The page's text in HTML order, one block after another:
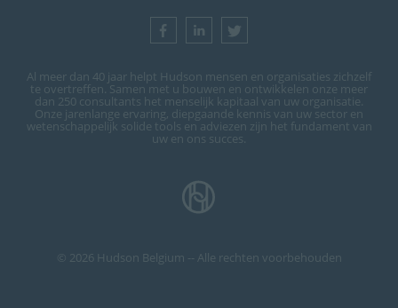
Al meer dan 40 jaar helpt Hudson mensen en organisaties zichzelf
te overtreffen. Samen met u bouwen en ontwikkelen onze meer
dan 250 consultants het menselijk kapitaal van uw organisatie.
Onze jarenlange ervaring, diepgaande kennis van uw sector en
wetenschappelijk solide tools en adviezen zijn het fundament van
uw en ons succes.
© 2026 Hudson Belgium -- Alle rechten voorbehouden